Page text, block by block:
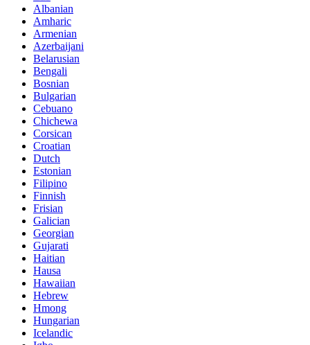
Albanian
Amharic
Armenian
Azerbaijani
Belarusian
Bengali
Bosnian
Bulgarian
Cebuano
Chichewa
Corsican
Croatian
Dutch
Estonian
Filipino
Finnish
Frisian
Galician
Georgian
Gujarati
Haitian
Hausa
Hawaiian
Hebrew
Hmong
Hungarian
Icelandic